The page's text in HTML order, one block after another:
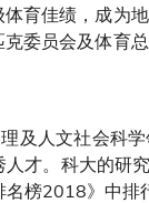
育佳绩，成为
委员会及体育
及人文社会科
才。科大的研
名榜2018》中